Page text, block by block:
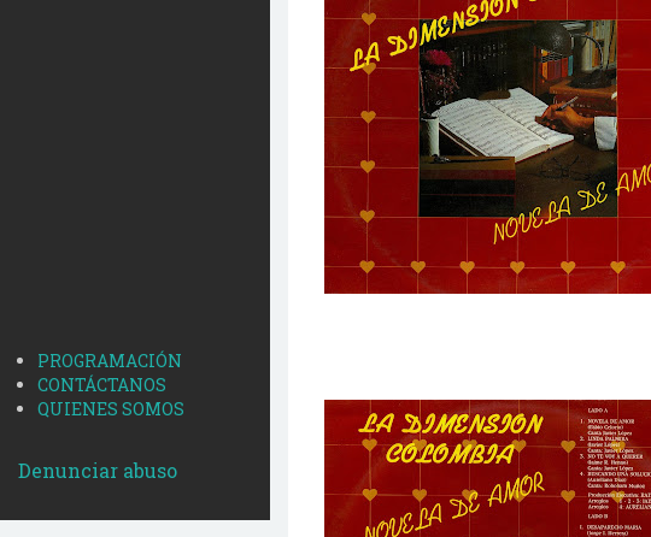
PROGRAMACIÓN
CONTÁCTANOS
QUIENES SOMOS
Denunciar abuso